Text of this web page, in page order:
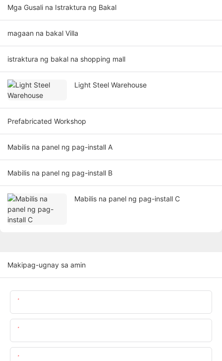
Mga Gusali na Istraktura ng Bakal
magaan na bakal Villa
istraktura ng bakal na shopping mall
Light Steel Warehouse
Prefabricated Workshop
Mabilis na panel ng pag-install A
Mabilis na panel ng pag-install B
Mabilis na panel ng pag-install C
Makipag-ugnay sa amin